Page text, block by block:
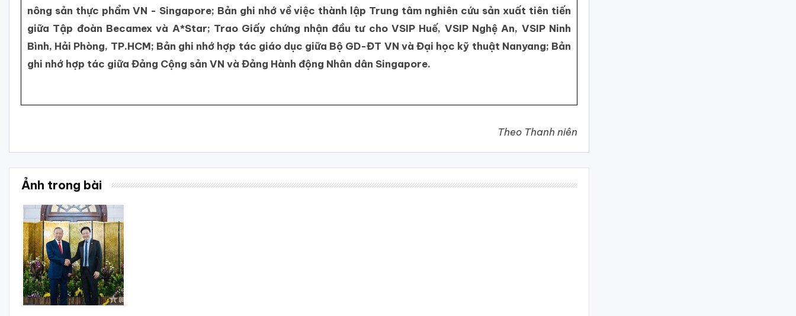
nông sản thực phẩm VN - Singapore; Bản ghi nhớ về việc thành lập Trung tâm nghiên cứu sản xuất tiên tiến
giữa Tập đoàn Becamex và A*Star; Trao Giấy chứng nhận đầu tư cho VSIP Huế, VSIP Nghệ An, VSIP Ninh
Bình, Hải Phòng, TP.HCM; Bản ghi nhớ hợp tác giáo dục giữa Bộ GD-ĐT VN và Đại học kỹ thuật Nanyang; Bản
ghi nhớ hợp tác giữa Đảng Cộng sản VN và Đảng Hành động Nhân dân Singapore.
Theo Thanh niên
Ảnh trong bài